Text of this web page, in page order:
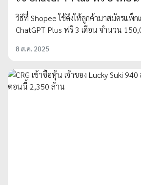
วิธีที่ Shopee ใช้ดึงให้ลูกค้ามาสมัครแพ็ก
ChatGPT Plus ฟรี 3 เดือน จำนวน
8 ส.ค. 2025